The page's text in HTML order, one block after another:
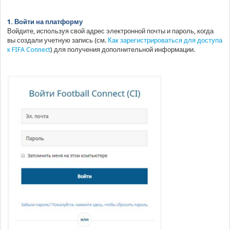
1. Войти на платформу
Войдите, используя свой адрес электронной почты и пароль, когда
вы создали учетную запись (см. Как зарегистрироваться для доступа
к FIFA Connect) для получения дополнительной информации.